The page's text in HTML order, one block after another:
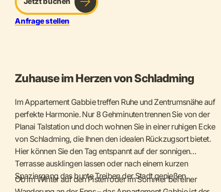
Anfrage stellen
Zuhause im Herzen von Schladming
Im Appartement Gabbie treffen Ruhe und Zentrumsnähe auf
perfekte Harmonie. Nur 8 Gehminuten trennen Sie von der
Planai Talstation und doch wohnen Sie in einer ruhigen Ecke
von Schladming, die Ihnen den idealen Rückzugsort bietet.
Hier können Sie den Tag entspannt auf der sonnigen
Terrasse ausklingen lassen oder nach einem kurzen
Spaziergang das bunte Treiben der Stadt genießen.
Ob im Winter auf den Pisten oder im Sommer bei einer